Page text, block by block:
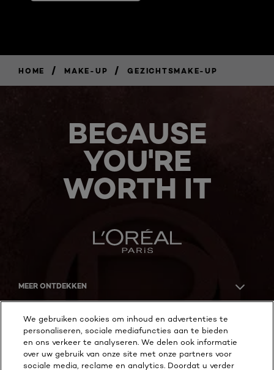
HOME / MAKE-UP / GEZICHTSMAKE-UP
BECAUSE
YOU'RE
WORTH IT
MEER ONTDEKKEN
Instagram
Facebook
YouTube
We gebruiken cookies om inhoud en advertenties te
personaliseren, sociale mediafuncties aan te bieden
en ons verkeer te analyseren. We delen ook informatie
over uw gebruik van onze site met onze partners voor
sociale media, reclame en analytics. Doordat u verder